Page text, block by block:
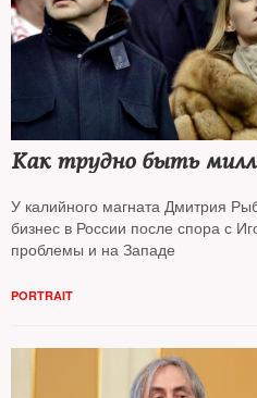
Как трудно быть
У калийного магната Дмитрия
бизнес в России после спора с
проблемы и на Западе
PORTRAIT